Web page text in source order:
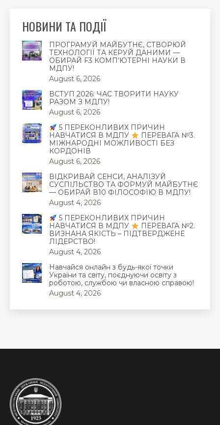
НОВИНИ ТА ПОДІЇ
ПРОГРАМУЙ МАЙБУТНЄ, СТВОРЮЙ
ТЕХНОЛОГІЇ ТА КЕРУЙ ДАНИМИ —
ОБИРАЙ F3 КОМП’ЮТЕРНІ НАУКИ В
МДПУ!
August 6, 2026
ВСТУП 2026: ЧАС ТВОРИТИ НАУКУ
РАЗОМ З МДПУ!
August 6, 2026
5 ПЕРЕКОНЛИВИХ ПРИЧИН
НАВЧАТИСЯ В МДПУ
ПЕРЕВАГА №3.
МІЖНАРОДНІ МОЖЛИВОСТІ БЕЗ
КОРДОНІВ
August 6, 2026
ВІДКРИВАЙ СЕНСИ, АНАЛІЗУЙ
СУСПІЛЬСТВО ТА ФОРМУЙ МАЙБУТНЄ
— ОБИРАЙ В10 ФІЛОСОФІЮ В МДПУ!
August 4, 2026
5 ПЕРЕКОНЛИВИХ ПРИЧИН
НАВЧАТИСЯ В МДПУ
ПЕРЕВАГА №2.
ВИЗНАНА ЯКІСТЬ – ПІДТВЕРДЖЕНЕ
ЛІДЕРСТВО!
August 4, 2026
Навчайся онлайн з будь-якої точки
України та світу, поєднуючи освіту з
роботою, службою чи власною справою!
August 4, 2026